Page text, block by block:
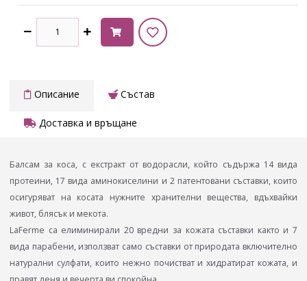
Описание Състав
Доставка и връщане
Балсам за коса, с екстракт от водорасли, който съдържа 14 вида
протеини, 17 вида аминокиселини и 2 патентовани съставки, които
осигуряват на косата нужните хранителни вещества, вдъхвайки
живот, блясък и мекота.
LaFerme са елиминирали 20 вредни за кожата съставки както и 7
вида парабени, използват само съставки от природата включително
натурални сулфати, които нежно почистват и хидратират кожата, и